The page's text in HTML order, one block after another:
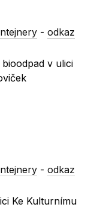
-odkaz
v ulici
-odkaz
Ke Kulturnímu